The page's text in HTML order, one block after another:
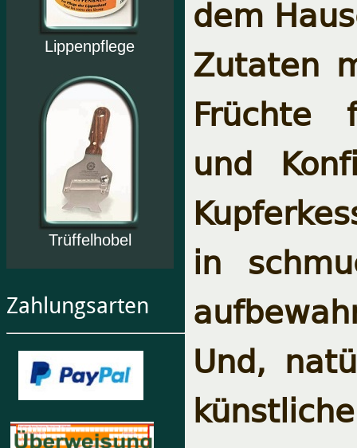
Lippenpflege
Trüffelhobel
Zahlungsarten
dem
Zutaten
Früchte
und
in
Und,